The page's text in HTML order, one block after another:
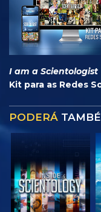
I am a Scientologist
Kit para as Redes
PODERÁ